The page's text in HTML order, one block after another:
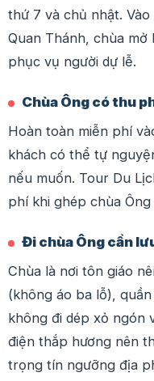
thứ 7 và chủ nhật.
Quan Thánh, chùa
phục vụ người dự lễ.
Chùa Ông có thu
Hoàn toàn miễn phí
khách có thể tự
nếu muốn. Tour Du
phí khi ghép chùa
Đi chùa Ông cần
Chùa là nơi tôn giáo
(không áo ba lỗ),
không đi dép xỏ ngón
điện thắp hương nên
trọng tín ngưỡng địa